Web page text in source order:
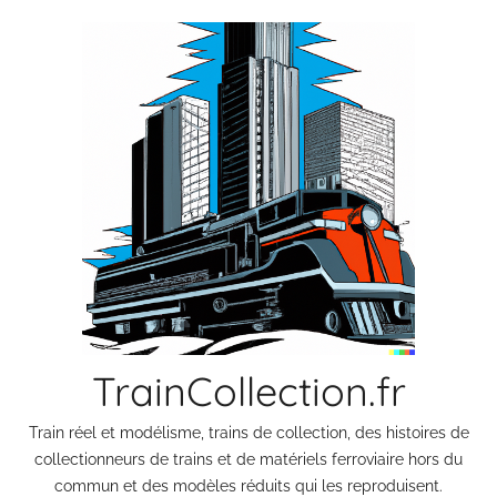
TrainCollection.fr
Train réel et modélisme, trains de collection, des histoires de
collectionneurs de trains et de matériels ferroviaire hors du
commun et des modèles réduits qui les reproduisent.